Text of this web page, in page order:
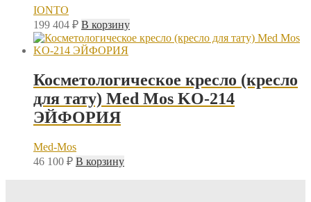
IONTO
199 404 ₽ В корзину
Косметологическое кресло (кресло
для тату) Med Mos KO-214
ЭЙФОРИЯ
Med-Mos
46 100 ₽ В корзину